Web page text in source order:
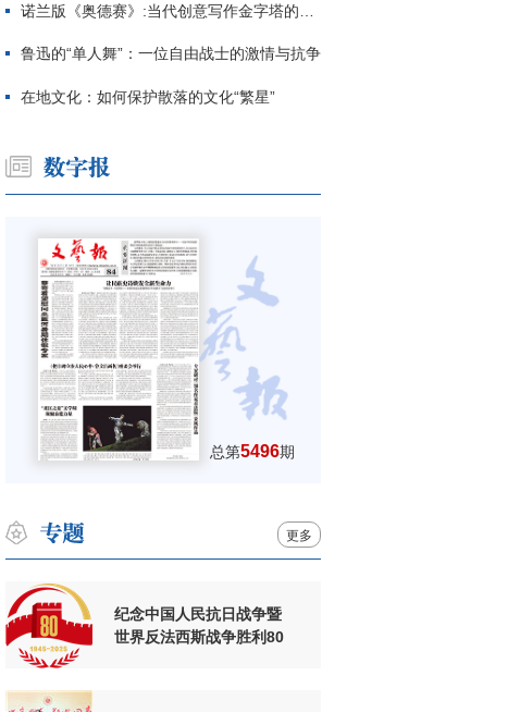
诺兰版《奥德赛》:当代创意写作金字塔的宏伟与平庸
鲁迅的“单人舞”：一位自由战士的激情与抗争
在地文化：如何保护散落的文化“繁星”
总第5496期
更多
纪念中国人民抗日战争暨
世界反法西斯战争胜利80